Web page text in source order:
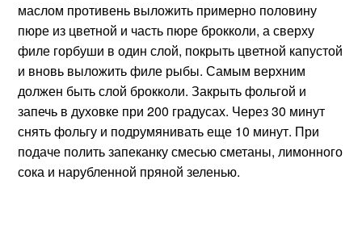
маслом противень выложить примерно половину
пюре из цветной и часть пюре брокколи, а сверху
филе горбуши в один слой, покрыть цветной капустой
и вновь выложить филе рыбы. Самым верхним
должен быть слой брокколи. Закрыть фольгой и
запечь в духовке при 200 градусах. Через 30 минут
снять фольгу и подрумянивать еще 10 минут. При
подаче полить запеканку смесью сметаны, лимонного
сока и нарубленной пряной зеленью.